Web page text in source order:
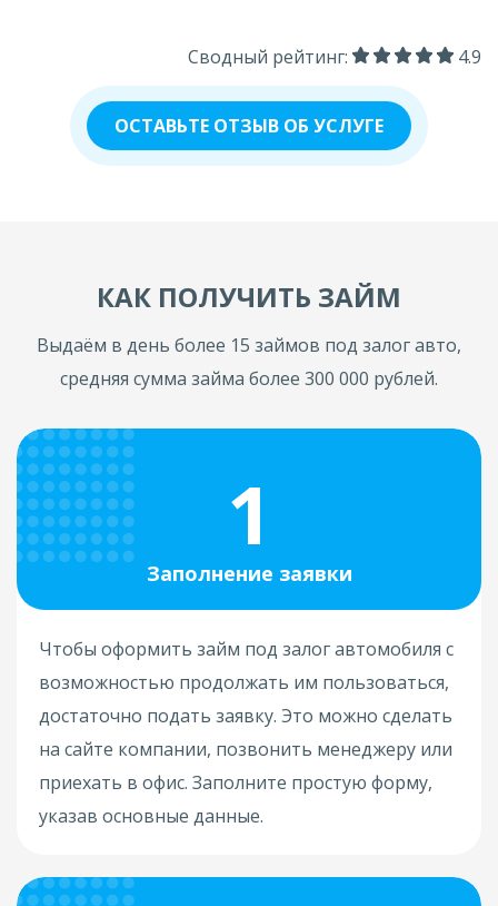
Сводный рейтинг: 4.9
ОСТАВЬТЕ ОТЗЫВ ОБ УСЛУГЕ
КАК ПОЛУЧИТЬ ЗАЙМ
Выдаём в день более 15 займов под залог авто,
средняя сумма займа более 300 000 рублей.
1
Заполнение заявки
Чтобы оформить займ под залог автомобиля с
возможностью продолжать им пользоваться,
достаточно подать заявку. Это можно сделать
на сайте компании, позвонить менеджеру или
приехать в офис. Заполните простую форму,
указав основные данные.